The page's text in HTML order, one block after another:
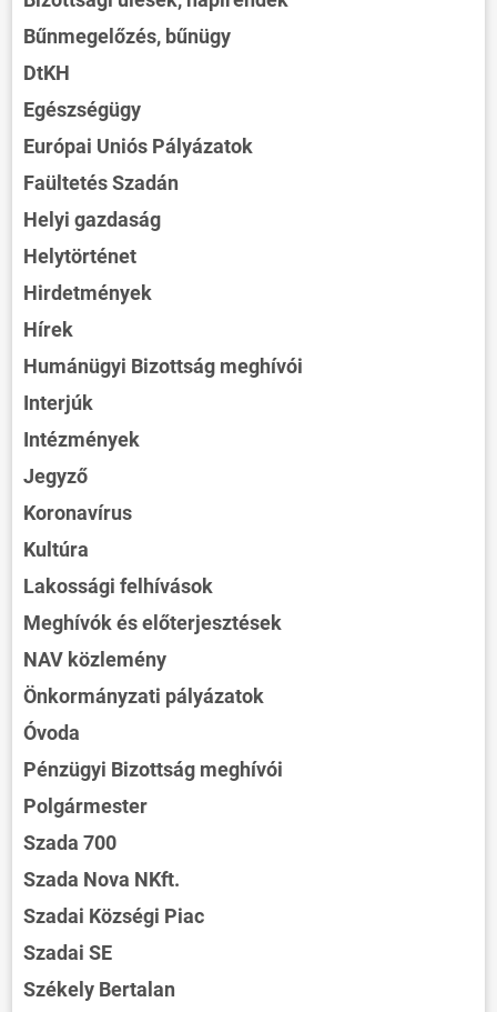
Bűnmegelőzés, bűnügy
DtKH
Egészségügy
Európai Uniós Pályázatok
Faültetés Szadán
Helyi gazdaság
Helytörténet
Hirdetmények
Hírek
Humánügyi Bizottság meghívói
Interjúk
Intézmények
Jegyző
Koronavírus
Kultúra
Lakossági felhívások
Meghívók és előterjesztések
NAV közlemény
Önkormányzati pályázatok
Óvoda
Pénzügyi Bizottság meghívói
Polgármester
Szada 700
Szada Nova NKft.
Szadai Községi Piac
Szadai SE
Székely Bertalan